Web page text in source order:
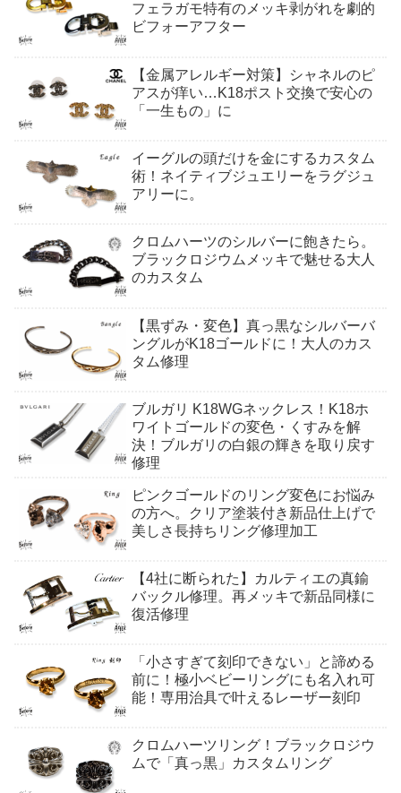
フェラガモ特有のメッキ剥がれを劇的
ビフォーアフター
【金属アレルギー対策】シャネルのピ
アスが痒い…K18ポスト交換で安心の
「一生もの」に
イーグルの頭だけを金にするカスタム
術！ネイティブジュエリーをラグジュ
アリーに。
クロムハーツのシルバーに飽きたら。
ブラックロジウムメッキで魅せる大人
のカスタム
【黒ずみ・変色】真っ黒なシルバーバ
ングルがK18ゴールドに！大人のカス
タム修理
ブルガリ K18WGネックレス！K18ホ
ワイトゴールドの変色・くすみを解
決！ブルガリの白銀の輝きを取り戻す
修理
ピンクゴールドのリング変色にお悩み
の方へ。クリア塗装付き新品仕上げで
美しさ長持ちリング修理加工
【4社に断られた】カルティエの真鍮
バックル修理。再メッキで新品同様に
復活修理
「小さすぎて刻印できない」と諦める
前に！極小ベビーリングにも名入れ可
能！専用治具で叶えるレーザー刻印
クロムハーツリング！ブラックロジウ
ムで「真っ黒」カスタムリング